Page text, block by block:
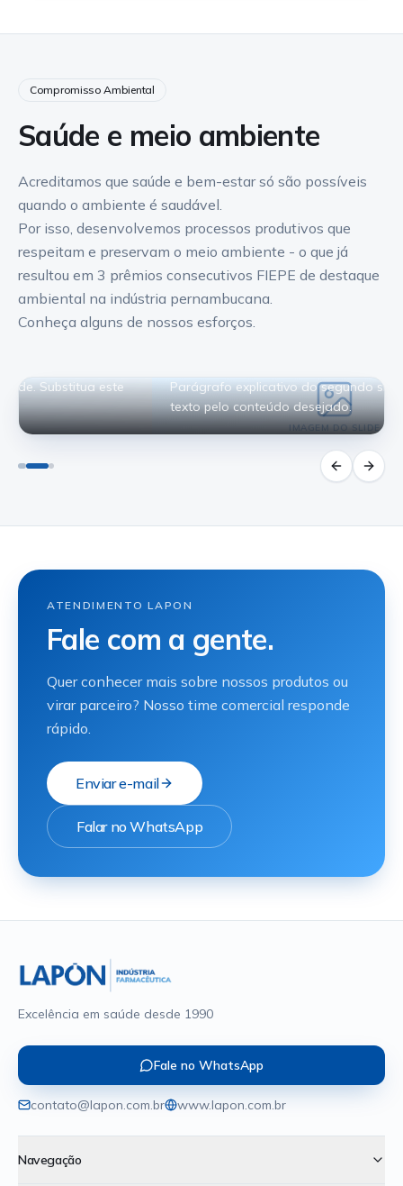
Compromisso Ambiental
Saúde e meio ambiente
Acreditamos que saúde e bem-estar só são possíveis
quando o ambiente é saudável.
Por isso, desenvolvemos processos produtivos que
respeitam e preservam o meio ambiente - o que já
resultou em 3 prêmios consecutivos FIEPE de destaque
ambiental na indústria pernambucana.
Conheça alguns de nossos esforços.
IMAGEM DO SLIDE
Parágrafo explicativo do segundo slide. Substitua este
texto pelo conteúdo desejado.
ATENDIMENTO LAPON
Fale com a gente.
Quer conhecer mais sobre nossos produtos ou
virar parceiro? Nosso time comercial responde
rápido.
Enviar e-mail
Falar no WhatsApp
Excelência em saúde desde 1990
Fale no WhatsApp
contato@lapon.com.br www.lapon.com.br
Navegação